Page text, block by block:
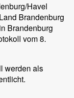
Havel
Brandenburg
Brandenburg
vom 8.
werden als